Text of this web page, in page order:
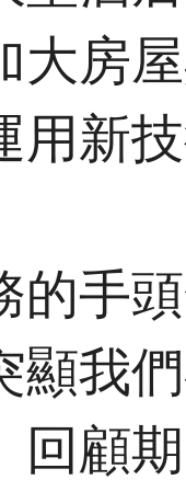
大房
用新
的手
顯我
回顧